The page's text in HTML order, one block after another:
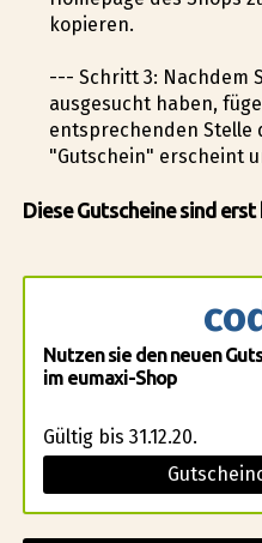
kopieren.
--- Schritt 3: Nachdem
ausgesucht haben,
entsprechenden Stelle
"Gutschein" erscheint
Diese Gutscheine sind
Nutzen sie den neuen
im eumaxi-Shop
Gültig bis 31.12.20.